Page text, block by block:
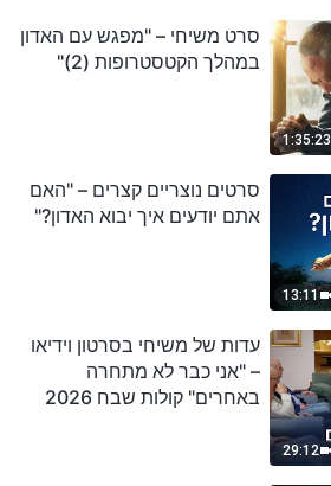
1:35:23
סרט משיחי – "מפגש עם האדון
במהלך הקטסטרופות (2)"
13:11
סרטים נוצריים קצרים – "האם
אתם יודעים איך יבוא האדון?"
29:12
עדות של משיחי בסרטון וידיאו
– "אני כבר לא מתחרה
באחרים" קולות שבח 2026